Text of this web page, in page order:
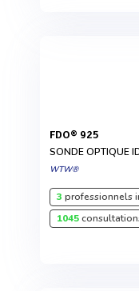
FDO® 925
SONDE OPTIQUE
WTW®
3 professionnels
1045